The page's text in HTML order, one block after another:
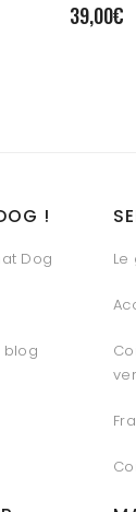
39,00€
!
Dog
blog